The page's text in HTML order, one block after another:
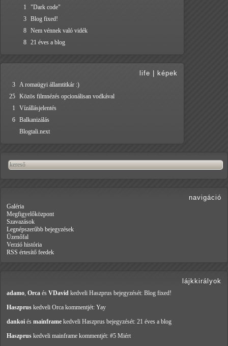
1
"Dark code"
3 Blog fixed!
8 Nem vénnek való vidék
8 21 éves a blog
life képek
3 A romaügyi államtitkár :)
25 Közös filmnézés opcionálisan vodkával
1
Vízállásjelentés
6 Balkanizálás
Blogtali.next
navigáció
Galéria
Megfigyelőközpont
Szavazások
Legnépszerűbb bejegyzések
Üzenőfal
Verzió história
RSS értesítő feedek
lájkkirályok
adamo, Orca és VDavid kedveli Haszprus bejegyzését: Blog fixed!
Haszprus kedveli Orca kommentjét: Yay
dankoi és mainframe kedveli Haszprus bejegyzését: 21 éves a blog
Haszprus kedveli mainframe kommentjét: #5 Miért